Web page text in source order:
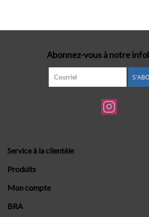
Abonnez-vous à notre
Service à la clientèle
Produits
Mon compte
BRA